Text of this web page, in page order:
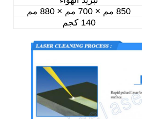
850 مم × 700 مم × 880 مم
140 كجم